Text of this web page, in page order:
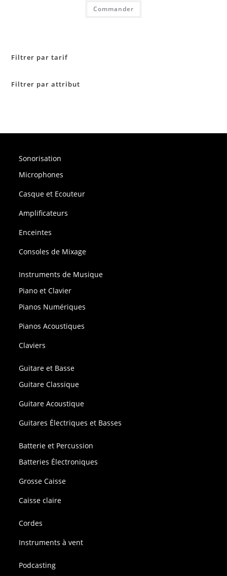
Commander
Filtrer par tarif
Filtrer par attribut
Sonorisation
Microphones
Casque et Ecouteur
Amplificateurs
Enceintes
Consoles de Mixage
Instruments de Musique
Piano et Clavier
Pianos Numériques
Pianos Acoustiques
Claviers
Guitare et Basse
Guitare Classique
Guitare Acoustique
Guitares Électriques et Basses
Batterie et Percussion
Batteries Électroniques
Grosse Caisse
Caisse claire
Cordes
Instruments à vent
Podcasting